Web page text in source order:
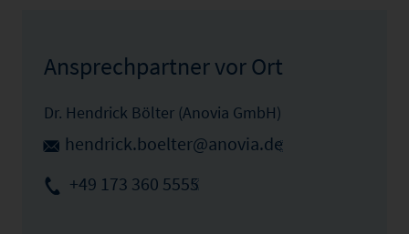
Ansprechpartner vor Ort
Dr. Hendrick Bölter (Anovia GmbH)
hendrick.boelter@anovia.de
+49 173 360 5555